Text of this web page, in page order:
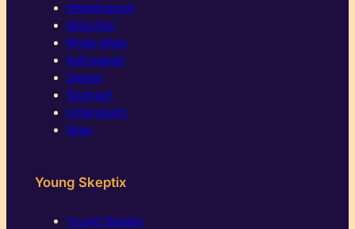
Mittelhessen
München
Rhein-Main
Ruhrgebiet
Siegen
Stuttgart
Untersberg
Wien
Young Skeptix
Young Skeptix